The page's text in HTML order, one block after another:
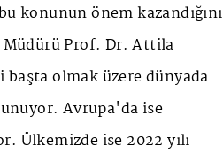
konunun önem kazandığını
Müdürü Prof. Dr. Attila
olmak üzere dünyada
Avrupa'da ise
Ülkemizde ise 2022 yılı